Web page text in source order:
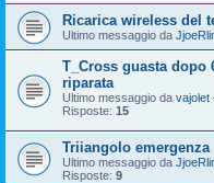
Ricarica wireless del
Ultimo messaggio da
T_Cross guasta dopo
riparata
Ultimo messaggio da vajolet
Risposte: 15
Triiangolo emergenza
Ultimo messaggio da
Risposte: 9